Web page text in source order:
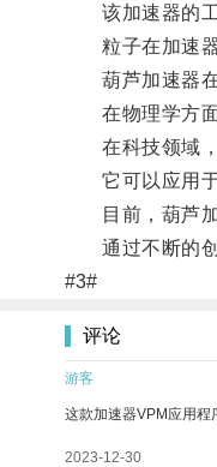
该加速器的工
粒子在加速器
葫芦加速器在
在物理学方面
在科技领域，
它可以应用于
目前，葫芦加
通过不断的创
#3#
评论
游客
这款加速器VPM应用程
2023-12-30